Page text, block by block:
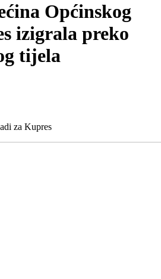
Općinskog
izigrala preko
tijela
za Kupres